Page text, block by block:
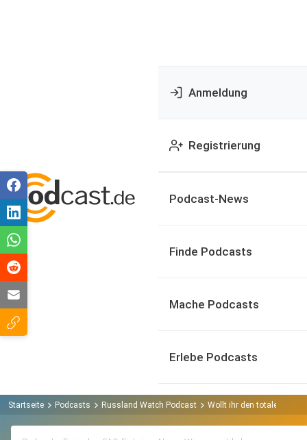
Anmeldung
Registrierung
Podcast-News
Finde Podcasts
Mache Podcasts
Erlebe Podcasts
Startseite Podcasts Russland Watch Podcast Wollt ihr den totalen Deal?